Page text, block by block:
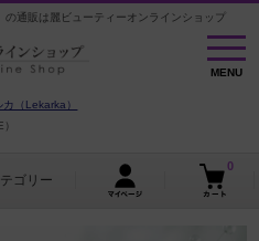
通販は麗ビューティーオンラインショップ
MENU
MENU
カ（Lekarka）
ゴリー
0